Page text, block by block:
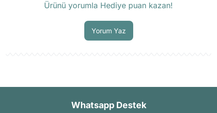
Ürünü yorumla Hediye puan kazan!
Yorum Yaz
Whatsapp Destek